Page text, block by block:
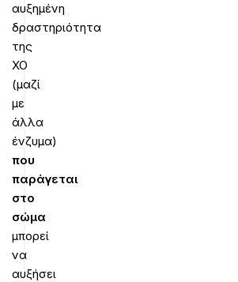
αυξημένη
δραστηριότητα
της
XO
(μαζί
με
άλλα
ένζυμα)
που
παράγεται
στο
σώμα
μπορεί
να
αυξήσει